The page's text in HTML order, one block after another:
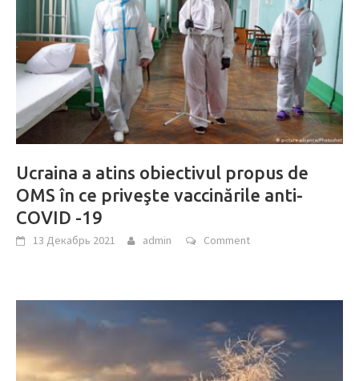
Ucraina a atins obiectivul propus de
OMS în ce priveşte vaccinările anti-
COVID -19
13 Декабрь 2021 admin Comment